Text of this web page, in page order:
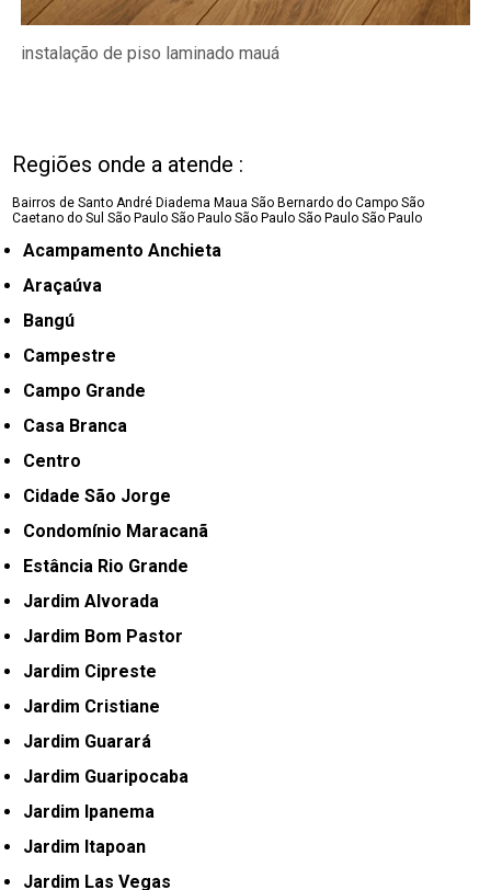
instalação de piso laminado mauá
Regiões onde a atende :
Bairros de Santo André Diadema Maua São Bernardo do Campo São
Caetano do SulSão Paulo São Paulo São Paulo São Paulo São Paulo
Acampamento Anchieta
Araçaúva
Bangú
Campestre
Campo Grande
Casa Branca
Centro
Cidade São Jorge
Condomínio Maracanã
Estância Rio Grande
Jardim Alvorada
Jardim Bom Pastor
Jardim Cipreste
Jardim Cristiane
Jardim Guarará
Jardim Guaripocaba
Jardim Ipanema
Jardim Itapoan
Jardim Las Vegas